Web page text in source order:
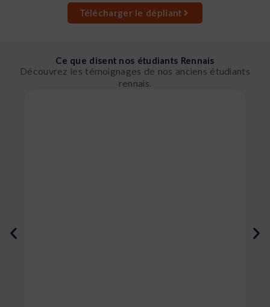
Télécharger le dépliant
Ce que disent nos étudiants Rennais
Découvrez les témoignages de nos anciens étudiants
rennais.